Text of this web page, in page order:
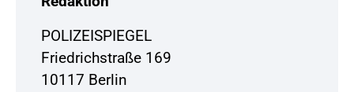
POLIZEISPIEGEL
Friedrichstraße 169
10117 Berlin